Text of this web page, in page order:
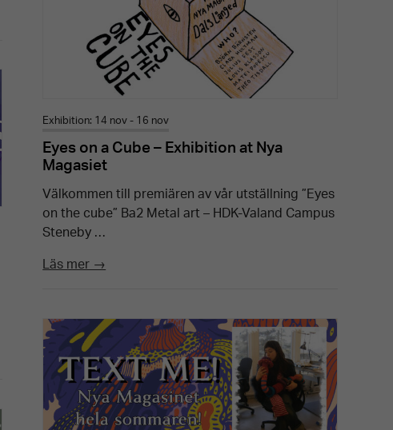
Exhibition: 14 nov - 16 nov
Eyes on a Cube – Exhibition at Nya
Magasiet
Välkommen till premiären av vår utställning ”Eyes
on the cube” Ba2 Metal art – HDK-Valand Campus
Steneby …
Läs mer →